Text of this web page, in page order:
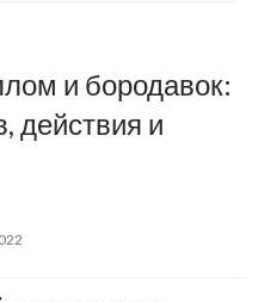
и бородавок:
действия и